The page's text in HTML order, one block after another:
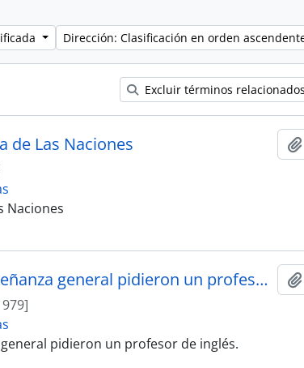
Dirección: Clasificación en orden
Excluir términos relacionados
de Las Naciones
Naciones
Manifestación de alumnos de enseñanza general pidieron un profesor de inglés.
pidieron un profesor de inglés.